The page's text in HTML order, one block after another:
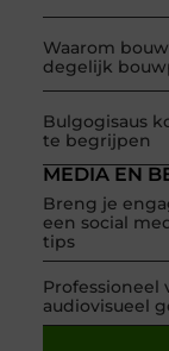
Waarom
degelijk
Bulgogisaus
te begrijpen
MEDIA EN
Breng je
een social
tips
Professioneel
audiovisueel